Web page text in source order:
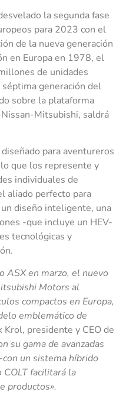
la segunda fase
para 2023 con el
de la nueva generación
en Europa en 1978, el
de unidades
generación del
sobre la plataforma
Mitsubishi, saldrá
para aventureros
que los represente y
individuales de
aliado perfecto para
diseño inteligente, una
-que incluye un HEV-
tecnológicas y
ASX en marzo, el nuevo
Motors al
compactos en Europa,
emblemático de
Krol, presidente y CEO de
su gama de avanzadas
un sistema híbrido
facilitará la
productos».